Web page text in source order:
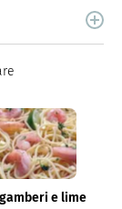
passo passo.
e lime